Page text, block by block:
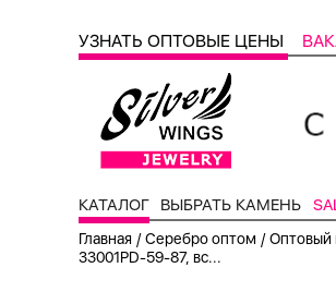
УЗНАТЬ ОПТОВЫЕ ЦЕНЫ
КАТАЛОГ ВЫБРАТЬ КАМЕНЬ
Главная /Серебро оптом /Оптовый
33001PD-59-87, вс...